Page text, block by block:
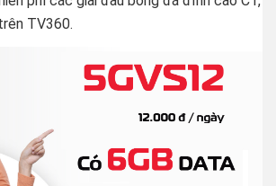
TV360.